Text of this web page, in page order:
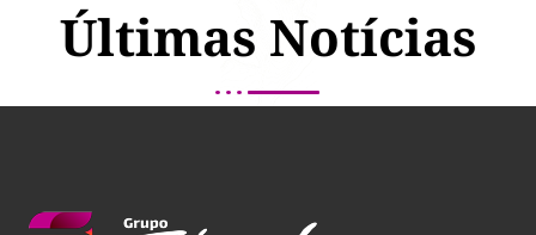
Últimas Notícias